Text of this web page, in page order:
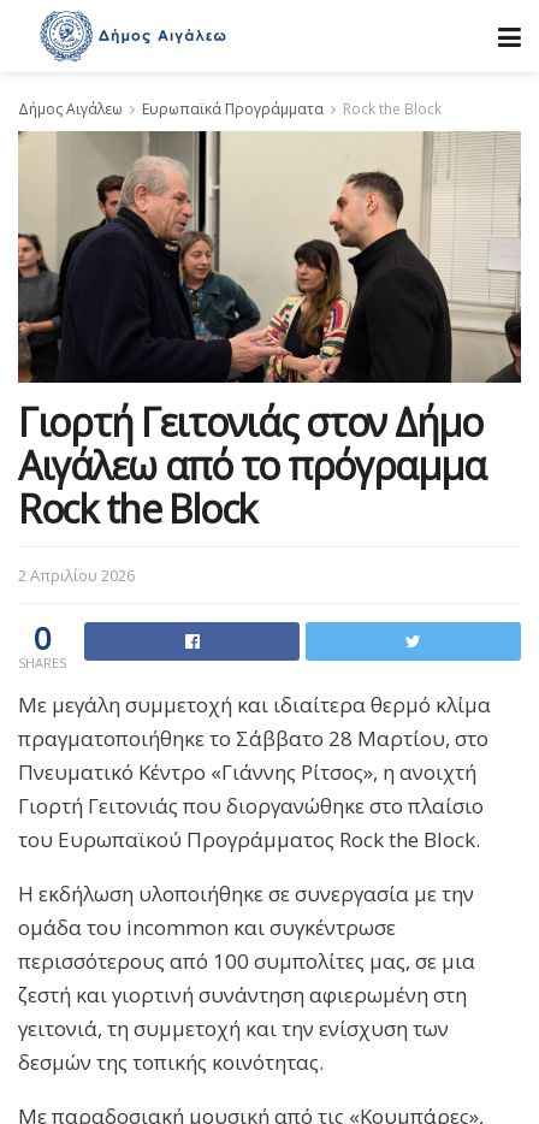
Δήμος Αιγάλεω Ευρωπαϊκά Προγράμματα Rock the Block
Γιορτή Γειτονιάς στον Δήμο
Αιγάλεω από το πρόγραμμα
Rock the Block
2 Απριλίου 2026
0
SHARES
Με μεγάλη συμμετοχή και ιδιαίτερα θερμό κλίμα
πραγματοποιήθηκε το Σάββατο 28 Μαρτίου, στο
Πνευματικό Κέντρο «Γιάννης Ρίτσος», η ανοιχτή
Γιορτή Γειτονιάς που διοργανώθηκε στο πλαίσιο
του Ευρωπαϊκού Προγράμματος Rock the Block.
Η εκδήλωση υλοποιήθηκε σε συνεργασία με την
ομάδα του incommon και συγκέντρωσε
περισσότερους από 100 συμπολίτες μας, σε μια
ζεστή και γιορτινή συνάντηση αφιερωμένη στη
γειτονιά, τη συμμετοχή και την ενίσχυση των
δεσμών της τοπικής κοινότητας.
Με παραδοσιακή μουσική από τις «Κουμπάρες»,